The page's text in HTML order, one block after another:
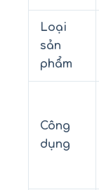
Loại
sản
phẩm
Công
dụng